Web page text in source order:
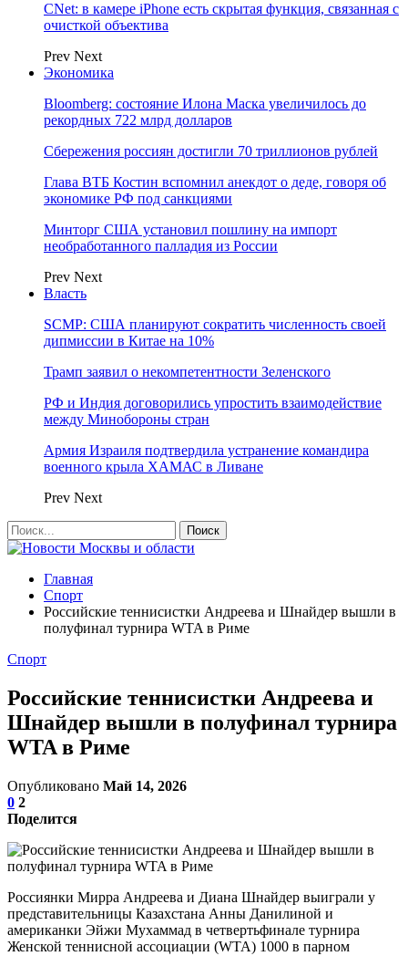
CNet: в камере iPhone есть скрытая функция, связанная с
очисткой объектива
Prev Next
Экономика
Bloomberg: состояние Илона Маска увеличилось до
рекордных 722 млрд долларов
Сбережения россиян достигли 70 триллионов рублей
Глава ВТБ Костин вспомнил анекдот о деде, говоря об
экономике РФ под санкциями
Минторг США установил пошлину на импорт
необработанного палладия из России
Prev Next
Власть
SCMP: США планируют сократить численность своей
дипмиссии в Китае на 10%
Трамп заявил о некомпетентности Зеленского
РФ и Индия договорились упростить взаимодействие
между Минобороны стран
Армия Израиля подтвердила устранение командира
военного крыла ХАМАС в Ливане
Prev Next
Главная
Спорт
Российские теннисистки Андреева и Шнайдер вышли в
полуфинал турнира WTA в Риме
Спорт
Российские теннисистки Андреева и
Шнайдер вышли в полуфинал турнира
WTA в Риме
Опубликовано Май 14, 2026
0 2
Поделится
Россиянки Мирра Андреева и Диана Шнайдер выиграли у
представительницы Казахстана Анны Данилиной и
американки Эйжи Мухаммад в четвертьфинале турнира
Женской теннисной ассоциации (WTA) 1000 в парном